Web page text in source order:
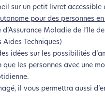
sur un petit livret
pour des personnes
Maladie de l’Ile
Aides Techniques)
idées sur les possibilités
les personnes avec une
il vous permettra aussi